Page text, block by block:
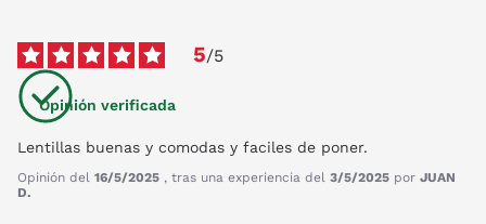
5/5
Opinión verificada
Lentillas buenas y comodas y faciles de poner.
Opinión del 16/5/2025 , tras una experiencia del 3/5/2025 por JUAN
D.